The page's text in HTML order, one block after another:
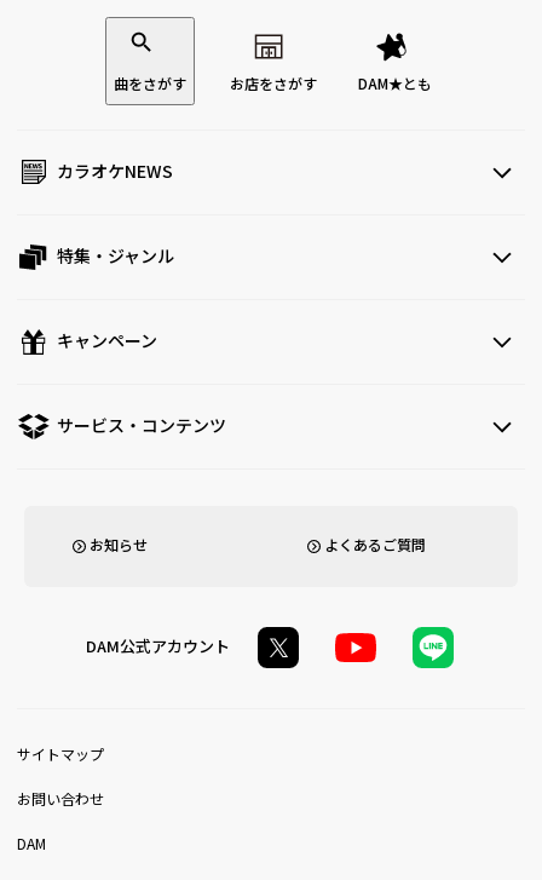
曲をさがす お店をさがす DAM★とも
カラオケNEWS
特集・ジャンル
キャンペーン
サービス・コンテンツ
お知らせ よくあるご質問
DAM公式アカウント
サイトマップ
お問い合わせ
DAM